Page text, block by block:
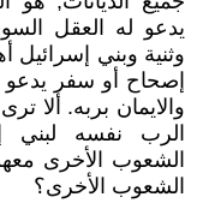
يدعو له العقل
وثنية وبني إسرائيل
إصحاح أو سفر يدعو
والايمان بربه. ألا
الرب نفسه لبني
الشعوب الأخرى
الشعوب الأخرى؟